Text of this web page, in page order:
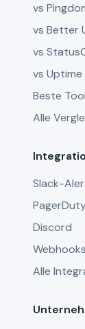
vs
vs Better
vs
vs Uptime
Beste
Alle
Slack-
Discord
Webhooks
Alle